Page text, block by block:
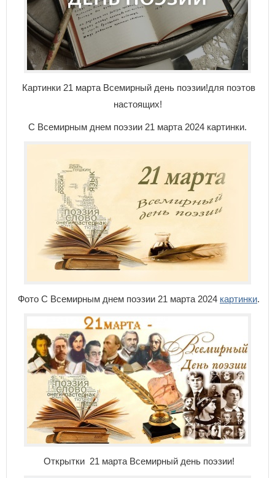
Картинки 21 марта Всемирный день поэзии!для поэтов
настоящих!
С Всемирным днем поэзии 21 марта 2024 картинки.
Фото С Всемирным днем поэзии 21 марта 2024 картинки.
Открытки 21 марта Всемирный день поэзии!